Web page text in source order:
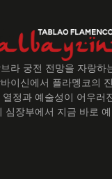
라 궁전 전망을 자랑하
이신에서 플라멩코의
정과 예술성이 어우러
심장부에서 지금 바로